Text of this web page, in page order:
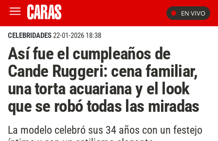
EN VIVO
CELEBRIDADES22-01-2026 18:38
Así fue el cumpleaños de
Cande Ruggeri: cena familiar,
una torta acuariana y el look
que se robó todas las miradas
La modelo celebró sus 34 años con un festejo